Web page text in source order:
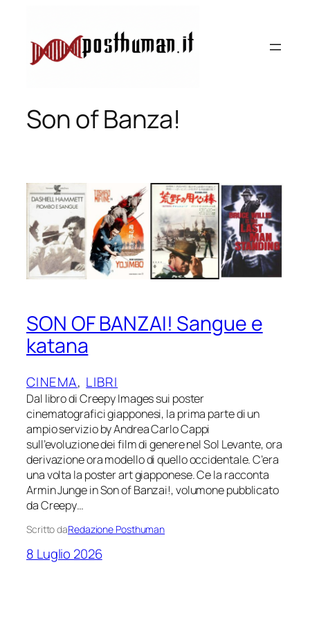
contenuto
Son of Banza!
SON OF BANZAI! Sangue e
katana
CINEMA, LIBRI
Dal libro di Creepy Images sui poster
cinematografici giapponesi, la prima parte di un
ampio servizio by Andrea Carlo Cappi
sull’evoluzione dei film di genere nel Sol Levante, ora
derivazione ora modello di quello occidentale. C’era
una volta la poster art giapponese. Ce la racconta
Armin Junge in Son of Banzai!, volumone pubblicato
da Creepy…
Scritto daRedazione Posthuman
8 Luglio 2026